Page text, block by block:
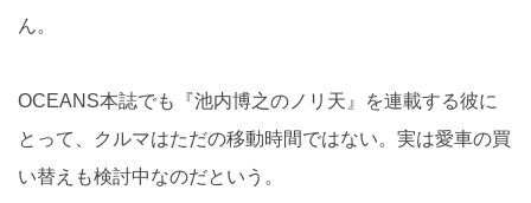
ん。
OCEANS本誌でも『池内博之のノリ天』を連載する彼に
とって、クルマはただの移動時間ではない。実は愛車の買
い替えも検討中なのだという。